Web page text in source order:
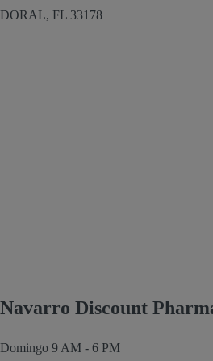
DORAL, FL 33178
Navarro Discount
Domingo 9 AM - 6 PM